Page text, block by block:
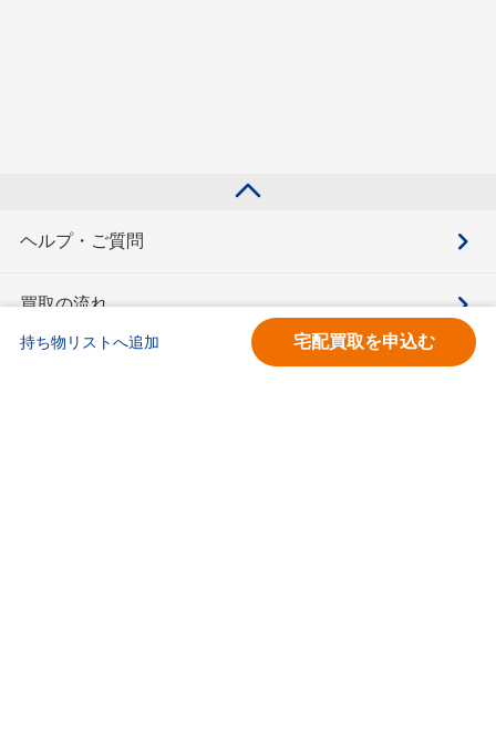
持ち物リストへ追加 宅配買取を申込む
ヘルプ・ご質問
買取の流れ